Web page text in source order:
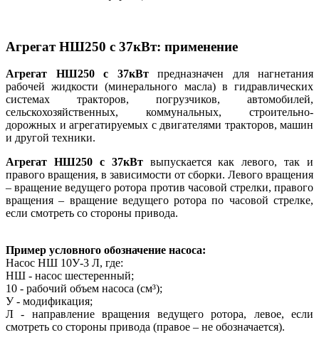
Агрегат НШ250 с 37кВт: применение
Агрегат НШ250 с 37кВтпредназначен для нагнетания
рабочей жидкости (минерального масла) в гидравлических
системах тракторов, погрузчиков, автомобилей,
сельскохозяйственных, коммунальных, строительно-
дорожных и агрегатируемых с двигателями тракторов, машин
и другой техники.
Агрегат НШ250 с 37кВтвыпускается как левого, так и
правого вращения, в зависимости от сборки. Левого вращения
– вращение ведущего ротора против часовой стрелки, правого
вращения – вращение ведущего ротора по часовой стрелке,
если смотреть со стороны привода.
Пример условного обозначение насоса:
Насос НШ 10У-3 Л, где:
НШ - насос шестеренный;
10 - рабочий объем насоса (см³);
У - модификация;
Л - направление вращения ведущего ротора, левое, если
смотреть со стороны привода (правое – не обозначается).